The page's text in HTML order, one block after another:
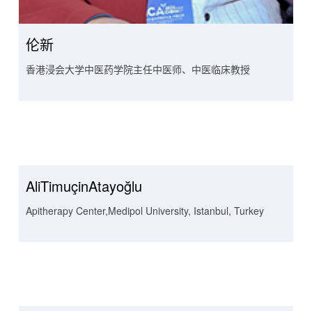
伦新
香港浸会大学中医药学院主任中医师、中医临床教授
AliTimuçinAtayoğlu
Apitherapy Center,Medipol University, Istanbul, Turkey